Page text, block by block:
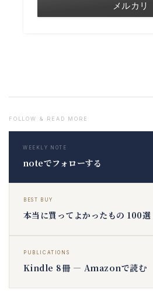
メルカリ
FOLLOW & READ MORE
WEEKLY NOTE
noteでフォローする
BEST BUY
本当に買ってよかったもの 100選
PUBLICATIONS
Kindle 8冊 — Amazonで読む